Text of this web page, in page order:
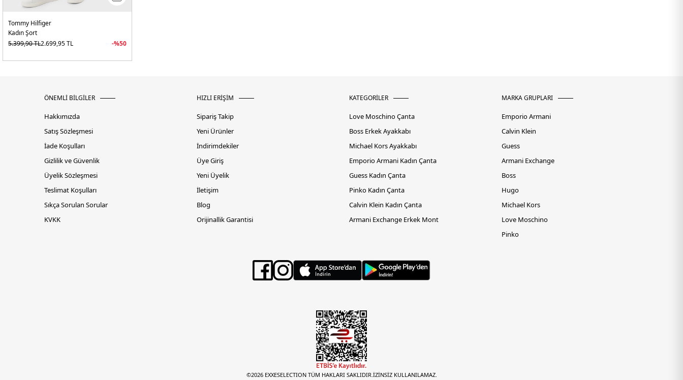
Tommy Hilfiger
Kadın Şort
5.399,90TL2.699,95TL -%50
ÖNEMLİ BİLGİLER
Hakkımızda
Satış Sözleşmesi
İade Koşulları
Gizlilik ve Güvenlik
Üyelik Sözleşmesi
Teslimat Koşulları
Sıkça Sorulan Sorular
KVKK
HIZLI ERİŞİM
Sipariş Takip
Yeni Ürünler
İndirimdekiler
Üye Giriş
Yeni Üyelik
İletişim
Blog
Orijinallik Garantisi
KATEGORİLER
Love Moschino Çanta
Boss Erkek Ayakkabı
Michael Kors Ayakkabı
Emporio Armani Kadın Çanta
Guess Kadın Çanta
Pinko Kadın Çanta
Calvin Klein Kadın Çanta
Armani Exchange Erkek Mont
MARKA GRUPLARI
Emporio Armani
Calvin Klein
Guess
Armani Exchange
Boss
Hugo
Michael Kors
Love Moschino
Pinko
©2026 EXXESELECTION TÜM HAKLARI SAKLIDIR.İZİNSİZ KULLANILAMAZ.